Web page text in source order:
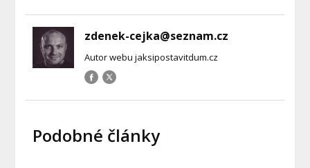
zdenek-cejka@seznam.cz
Autor webu jaksipostavitdum.cz
Podobné články